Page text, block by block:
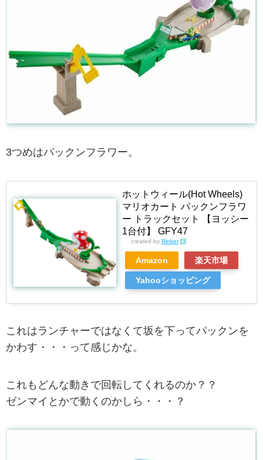
3つめはパックンフラワー。
ホットウィール(Hot Wheels)
マリオカート パックンフラワ
ー トラックセット 【ヨッシー
1台付】 GFY47
created by Rinker
Amazon 楽天市場
Yahooショッピング
これはランチャーではなくて坂を下ってパックンを
かわす・・・って感じかな。
これもどんな動きで回転してくれるのか？？
ゼンマイとかで動くのかしら・・・？